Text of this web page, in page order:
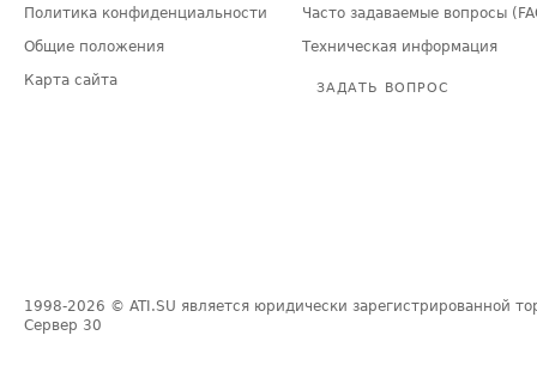
Политика конфиденциальности
Общие положения
Карта сайта
Часто задаваемые вопросы
Техническая информация
ЗАДАТЬ ВОПРОС
1998-2026 © ATI.SU является юридически зарегистрированной
Сервер 30